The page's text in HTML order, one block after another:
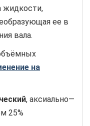
жидкости,
ее в
вала.
на
, аксиально—
25%